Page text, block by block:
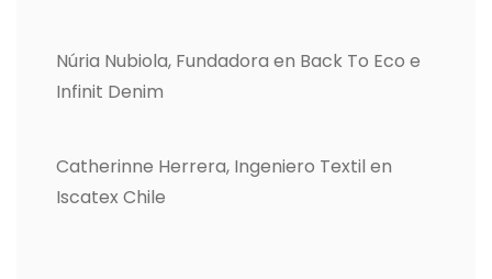
Núria Nubiola, Fundadora en Back To Eco e
Infinit Denim
Catherinne Herrera, Ingeniero Textil en
Iscatex Chile